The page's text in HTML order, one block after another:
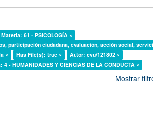
Materia: 61 - PSICOLOGÍA ×
participación ciudadana, evaluación, acción social,
×
Has File(s): true ×
Autor: cvu/121802 ×
4 - HUMANIDADES Y CIENCIAS DE LA CONDUCTA ×
Mostrar